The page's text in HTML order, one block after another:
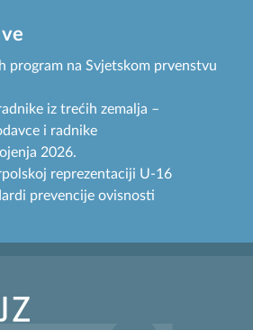
program na Svjetskom prvenstvu
iz trećih zemalja –
i radnike
2026.
reprezentaciji U-16
prevencije ovisnosti